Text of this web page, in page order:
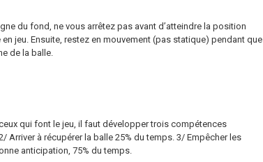
du fond, ne vous arrêtez pas avant d’atteindre la position
jeu. Ensuite, restez en mouvement (pas statique) pendant que
de la balle.
qui font le jeu, il faut développer trois compétences
Arriver à récupérer la balle 25% du temps. 3/ Empêcher les
anticipation, 75% du temps.